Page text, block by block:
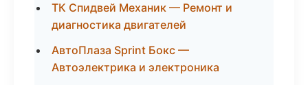
ТК Спидвей Механик — Ремонт и
диагностика двигателей
АвтоПлаза Sprint Бокс —
Автоэлектрика и электроника